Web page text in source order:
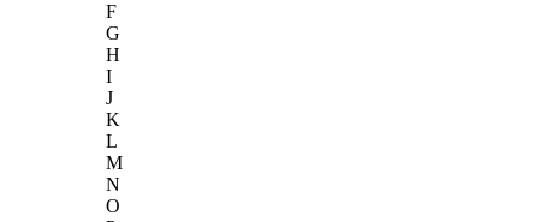
F
G
H
I
J
K
L
M
N
O